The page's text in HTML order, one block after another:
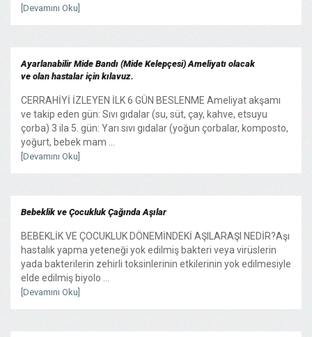
[Devamını Oku]
Ayarlanabilir Mide Bandı (Mide Kelepçesi) Ameliyatı olacak
ve olan hastalar için kılavuz.
CERRAHİYİ İZLEYEN İLK 6 GÜN BESLENME Ameliyat akşamı
ve takip eden gün: Sıvı gıdalar (su, süt, çay, kahve, etsuyu
çorba) 3 ila 5. gün: Yarı sıvı gıdalar (yoğun çorbalar, komposto,
yoğurt, bebek mam ...
[Devamını Oku]
Bebeklik ve Çocukluk Çağında Aşılar
BEBEKLİK VE ÇOCUKLUK DÖNEMİNDEKİ AŞILARAŞI NEDİR?Aşı
hastalık yapma yeteneği yok edilmiş bakteri veya virüslerin
yada bakterilerin zehirli toksinlerinin etkilerinin yok edilmesiyle
elde edilmiş biyolo ...
[Devamını Oku]